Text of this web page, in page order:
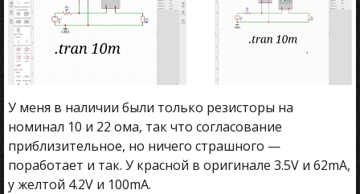
У меня в наличии были только резисторы на
номинал 10 и 22 ома, так что согласование
приблизительное, но ничего страшного —
поработает и так. У красной в оригинале 3.5V и 62mA,
у желтой 4.2V и 100mA.